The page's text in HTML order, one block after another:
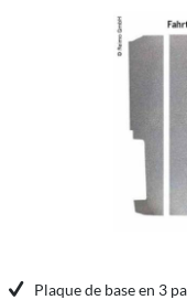
Plaque de base en 3